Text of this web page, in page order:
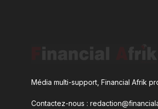
Média multi-support, Financial Afrik
Contactez-nous :